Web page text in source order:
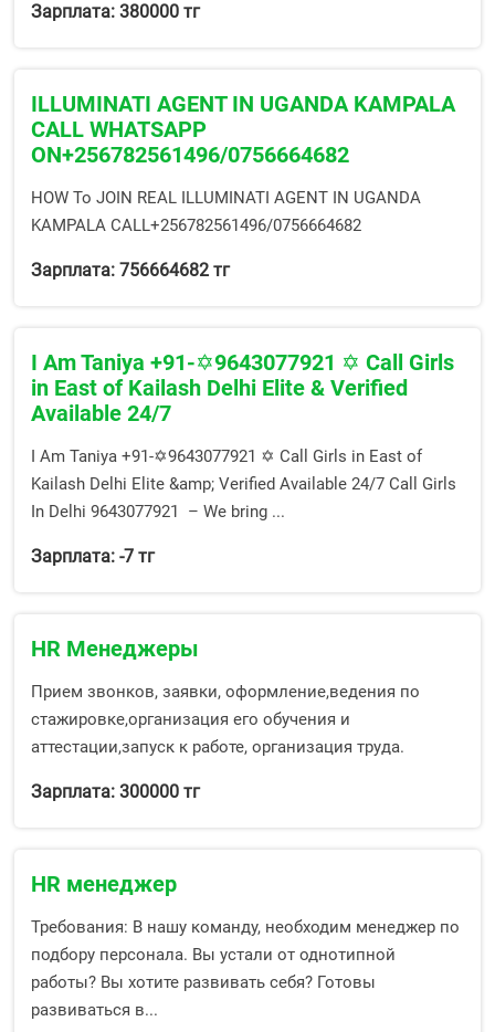
Зарплата: 380000 тг
ILLUMINATI AGENT IN UGANDA KAMPALA
CALL WHATSAPP
ON+256782561496/0756664682
HOW To JOIN REAL ILLUMINATI AGENT IN UGANDA
KAMPALA CALL+256782561496/0756664682
Зарплата: 756664682 тг
I Am Taniya +91-✡️9643077921 ✡️ Call Girls
in East of Kailash Delhi Elite & Verified
Available 24/7
I Am Taniya +91-✡️9643077921 ✡️ Call Girls in East of
Kailash Delhi Elite &amp; Verified Available 24/7 Call Girls
In Delhi 9643077921 – We bring ...
Зарплата: -7 тг
HR Менеджеры
Прием звонков, заявки, оформление,ведения по
стажировке,организация его обучения и
аттестации,запуск к работе, организация труда.
Зарплата: 300000 тг
HR менеджер
Требования: В нашу команду, необходим менеджер по
подбору персонала. Вы устали от однотипной
работы? Вы хотите развивать себя? Готовы
развиваться в...